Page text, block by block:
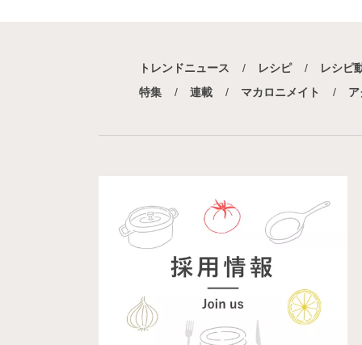
トレンドニュース レシピ
レシピ
特集
連載 マカロニメイト